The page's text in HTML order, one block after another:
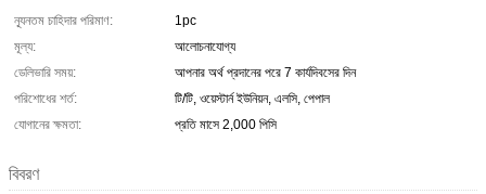
ন্যূনতম চাহিদার পরিমাণ:
1pc
মূল্য:
আলোচনাযোগ্য
ডেলিভারি সময়:
আপনার অর্থ প্রদানের পরে 7 কার্যদিবসের দিন
পরিশোধের শর্ত:
টি/টি, ওয়েস্টার্ন ইউনিয়ন, এলসি, পেপাল
যোগানের ক্ষমতা:
প্রতি মাসে 2,000 পিসি
বিবরণ